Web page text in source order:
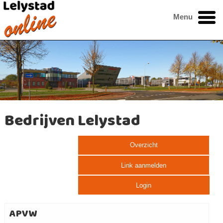
Menu
Bedrijven Lelystad
Overzicht
Link aanmelden
Login
APVW